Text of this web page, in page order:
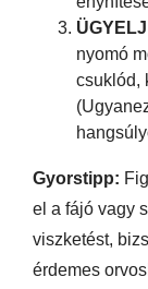
nyomó
csuklód,
Gyorstipp:
el a fájó vagy
viszketést,
érdemes